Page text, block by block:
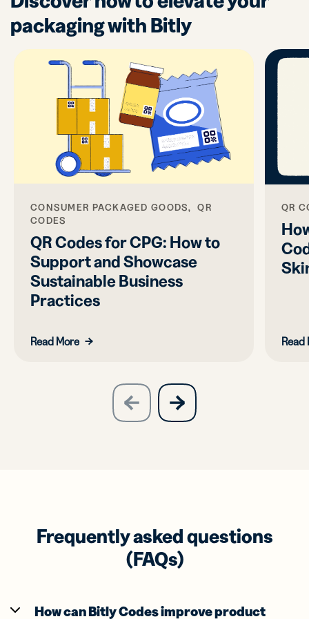
packaging with Bitly
CONSUMER PACKAGED GOODS, QR
CODES
QR Codes for CPG: How to
Support and Showcase
Sustainable Business
Practices
Read More
QR
Read
previous
slide
next
slide
Frequently asked questions
(FAQs)
How can Bitly Codes improve product